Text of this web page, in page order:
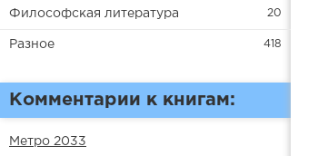
Философская литература 20
Разное 418
Комментарии к книгам:
Метро 2033